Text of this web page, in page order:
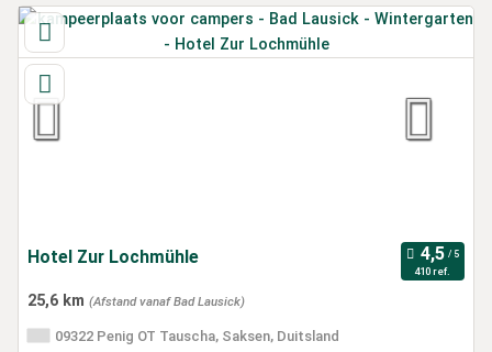
Hotel Zur Lochmühle
410 ref.
25,6 km (Afstand vanaf Bad Lausick)
09322 Penig OT Tauscha, Saksen, Duitsland